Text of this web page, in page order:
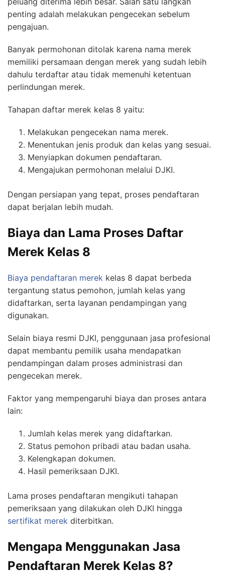
penting adalah melakukan pengecekan sebelum
pengajuan.
Banyak permohonan ditolak karena nama merek
memiliki persamaan dengan merek yang sudah lebih
dahulu terdaftar atau tidak memenuhi ketentuan
perlindungan merek.
Tahapan daftar merek kelas 8 yaitu:
Melakukan pengecekan nama merek.
Menentukan jenis produk dan kelas yang sesuai.
Menyiapkan dokumen pendaftaran.
Mengajukan permohonan melalui DJKI.
Dengan persiapan yang tepat, proses pendaftaran
dapat berjalan lebih mudah.
Biaya dan Lama Proses Daftar
Merek Kelas 8
Biaya pendaftaran merek kelas 8 dapat berbeda
tergantung status pemohon, jumlah kelas yang
didaftarkan, serta layanan pendampingan yang
digunakan.
Selain biaya resmi DJKI, penggunaan jasa profesional
dapat membantu pemilik usaha mendapatkan
pendampingan dalam proses administrasi dan
pengecekan merek.
Faktor yang mempengaruhi biaya dan proses antara
lain:
Jumlah kelas merek yang didaftarkan.
Status pemohon pribadi atau badan usaha.
Kelengkapan dokumen.
Hasil pemeriksaan DJKI.
Lama proses pendaftaran mengikuti tahapan
pemeriksaan yang dilakukan oleh DJKI hingga
sertifikat merek diterbitkan.
Mengapa Menggunakan Jasa
Pendaftaran Merek Kelas 8?